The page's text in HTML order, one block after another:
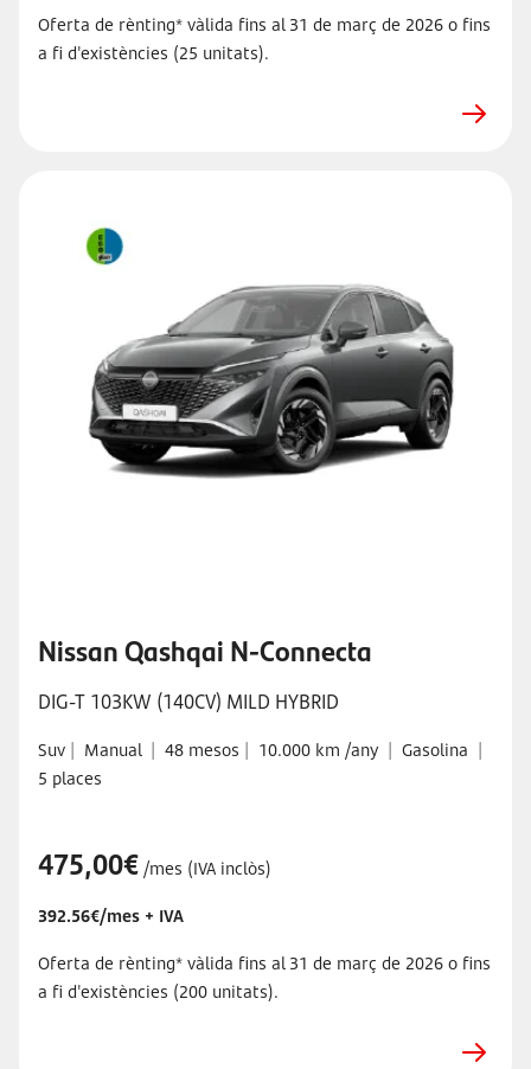
Oferta de rènting* vàlida fins al 31 de març de 2026 o fins
a fi d'existències (25 unitats).
Nissan Qashqai N-Connecta
DIG-T 103KW (140CV) MILD HYBRID
Suv | Manual | 48 mesos | 10.000 km /any | Gasolina |
5 places
475,00€ /mes (IVA inclòs)
392.56€/mes + IVA
Oferta de rènting* vàlida fins al 31 de març de 2026 o fins
a fi d'existències (200 unitats).